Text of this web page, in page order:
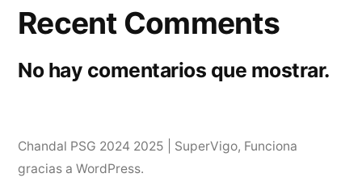
Recent Comments
No hay comentarios que mostrar.
Chandal PSG 2024 2025 | SuperVigo, Funciona
gracias a WordPress.